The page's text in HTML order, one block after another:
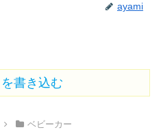
ayami
書き込む
ベビーカー